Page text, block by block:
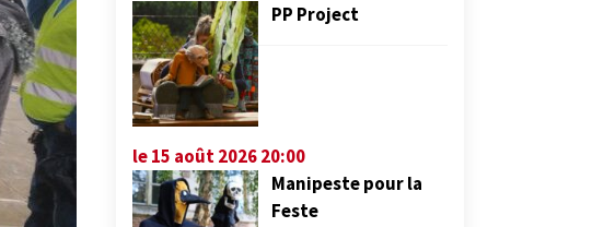
PP Project
le 15 août 2026 20:00
Manipeste pour la
Feste